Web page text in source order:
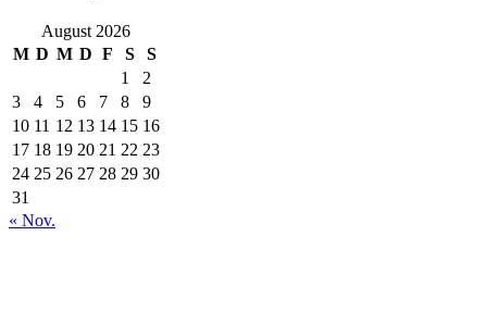
August 2026
M D M D F S
S
1
2
3
4 5 6 7 8
9
10 11 12 13 14 15 16
17 18 19 20 21 22 23
24 25 26 27 28 29 30
31
« Nov.